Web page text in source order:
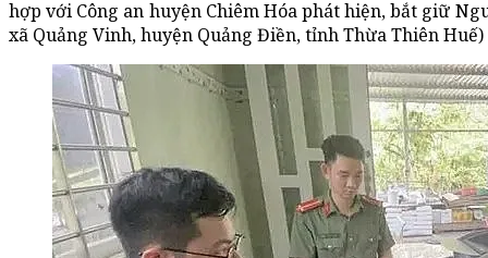
hợp với Công an huyện Chiêm Hóa phát hiện, bắt giữ
xã Quảng Vinh, huyện Quảng Điền, tỉnh Thừa Thiên